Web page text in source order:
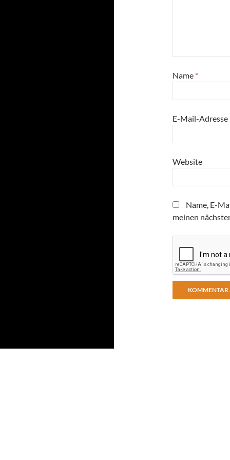
Name *
E-Mail-Adresse
Website
Name, E-
meinen